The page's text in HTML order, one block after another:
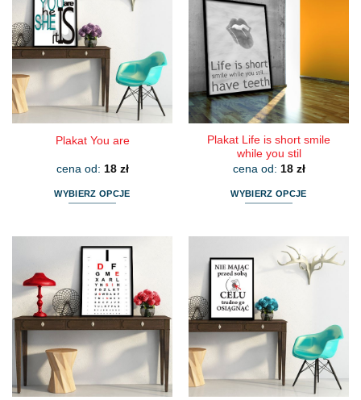
Plakat You are
cena od: 18 zł
WYBIERZ OPCJE
ma
wiele
wariantów.
Opcje
można
wybrać
na
stronie
produktu
Plakat Life is short smile
while you stil
cena od: 18 zł
WYBIERZ OPCJE
wiele
wariantów.
Opcje
można
wybrać
na
stronie
produktu